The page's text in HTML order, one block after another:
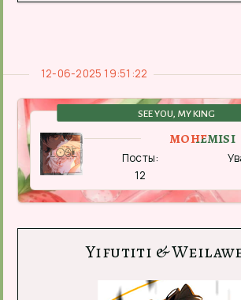
12-06-2025 19:51:22
MOHEMISI
SEE YOU, MY KING
Посты:
12
Yifutiti &